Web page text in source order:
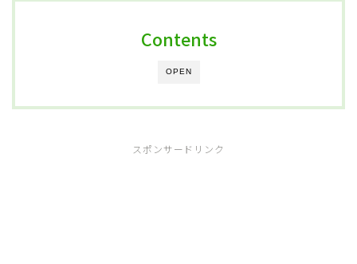
OPEN
Contents
スポンサードリンク